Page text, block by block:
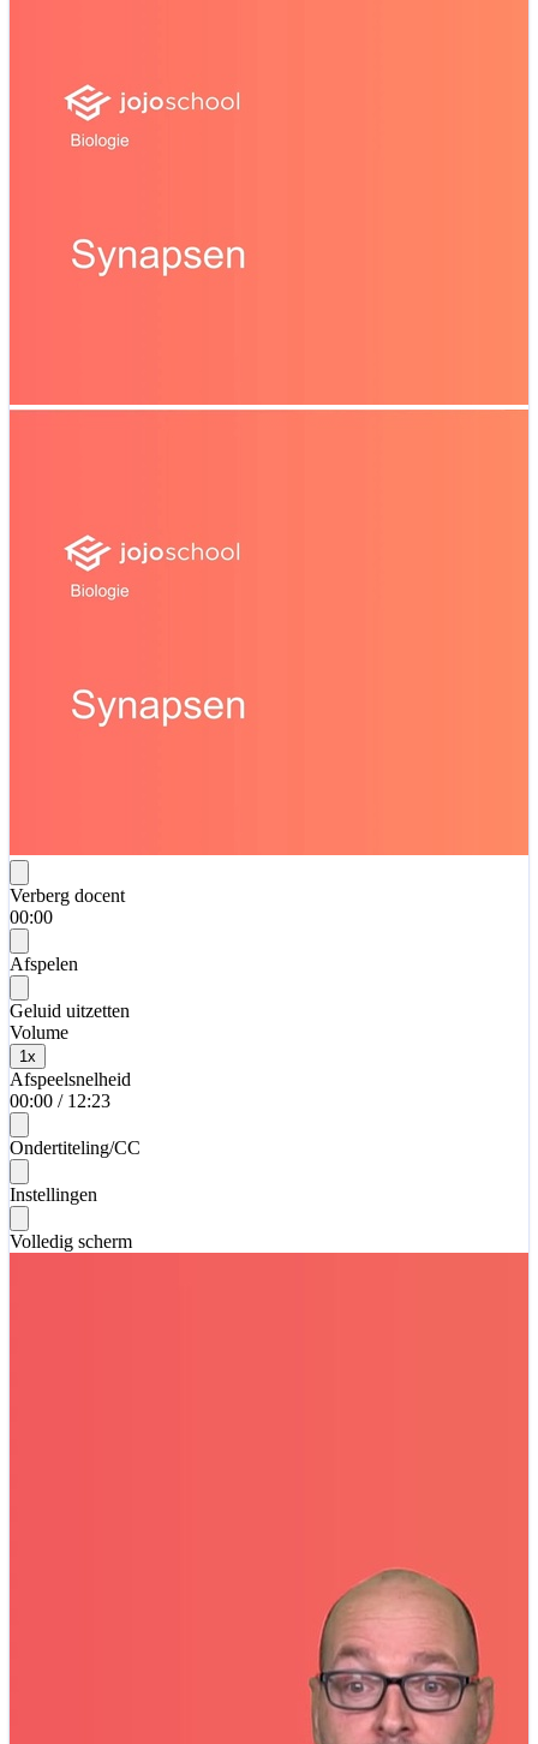
Verberg docent
00:00
Afspelen
Geluid uitzetten
Volume
1 x
Afspeelsnelheid
00:00 / 12:23
Ondertiteling/CC
Instellingen
Volledig scherm